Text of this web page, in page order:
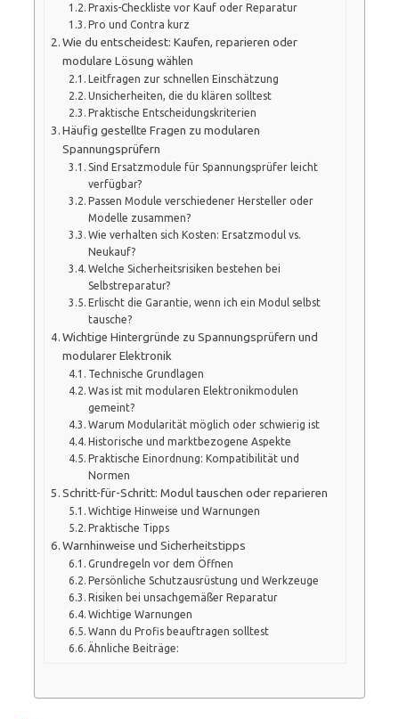
Praxis-Checkliste vor Kauf oder Reparatur
Pro und Contra kurz
Wie du entscheidest: Kaufen, reparieren oder
modulare Lösung wählen
Leitfragen zur schnellen Einschätzung
Unsicherheiten, die du klären solltest
Praktische Entscheidungskriterien
Häufig gestellte Fragen zu modularen
Spannungsprüfern
Sind Ersatzmodule für Spannungsprüfer leicht
verfügbar?
Passen Module verschiedener Hersteller oder
Modelle zusammen?
Wie verhalten sich Kosten: Ersatzmodul vs.
Neukauf?
Welche Sicherheitsrisiken bestehen bei
Selbstreparatur?
Erlischt die Garantie, wenn ich ein Modul selbst
tausche?
Wichtige Hintergründe zu Spannungsprüfern und
modularer Elektronik
Technische Grundlagen
Was ist mit modularen Elektronikmodulen
gemeint?
Warum Modularität möglich oder schwierig ist
Historische und marktbezogene Aspekte
Praktische Einordnung: Kompatibilität und
Normen
Schritt-für-Schritt: Modul tauschen oder reparieren
Wichtige Hinweise und Warnungen
Praktische Tipps
Warnhinweise und Sicherheitstipps
Grundregeln vor dem Öffnen
Persönliche Schutzausrüstung und Werkzeuge
Risiken bei unsachgemäßer Reparatur
Wichtige Warnungen
Wann du Profis beauftragen solltest
Ähnliche Beiträge: